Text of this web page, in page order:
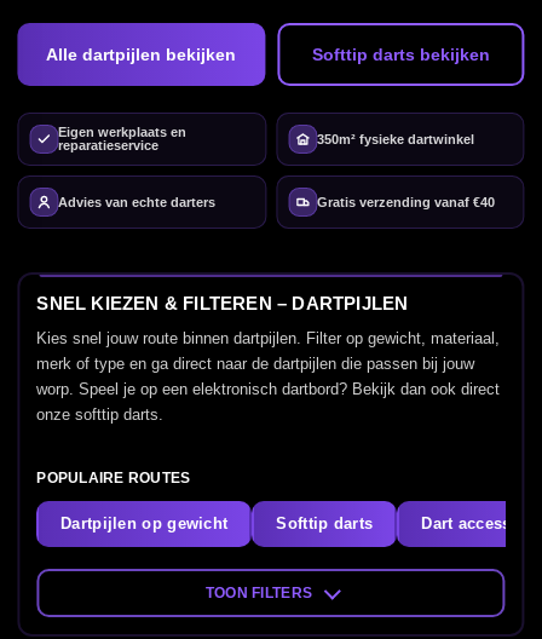
Alle dartpijlen bekijken Softtip darts bekijken
Eigen werkplaats en
reparatieservice
350m² fysieke dartwinkel
Advies van echte darters Gratis verzending vanaf €40
SNEL KIEZEN & FILTEREN – DARTPIJLEN
Kies snel jouw route binnen dartpijlen. Filter op gewicht, materiaal,
merk of type en ga direct naar de dartpijlen die passen bij jouw
worp. Speel je op een elektronisch dartbord? Bekijk dan ook direct
onze softtip darts.
POPULAIRE ROUTES
Dartpijlen op gewicht Softtip darts Dart
TOON FILTERS